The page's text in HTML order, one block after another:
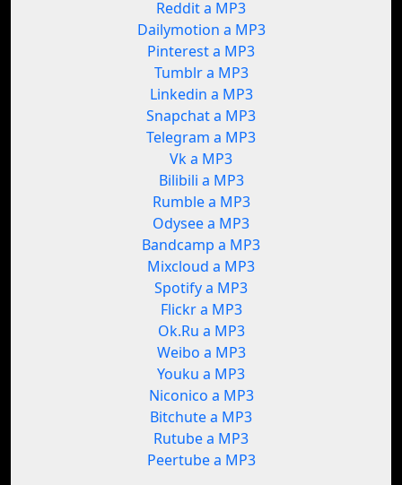
Reddit a MP3
Dailymotion a MP3
Pinterest a MP3
Tumblr a MP3
Linkedin a MP3
Snapchat a MP3
Telegram a MP3
Vk a MP3
Bilibili a MP3
Rumble a MP3
Odysee a MP3
Bandcamp a MP3
Mixcloud a MP3
Spotify a MP3
Flickr a MP3
Ok.Ru a MP3
Weibo a MP3
Youku a MP3
Niconico a MP3
Bitchute a MP3
Rutube a MP3
Peertube a MP3